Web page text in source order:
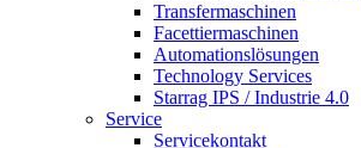
Transfermaschinen
Facettiermaschinen
Automationslösungen
Technology Services
Starrag IPS / Industrie 4.0
Service
Servicekontakt